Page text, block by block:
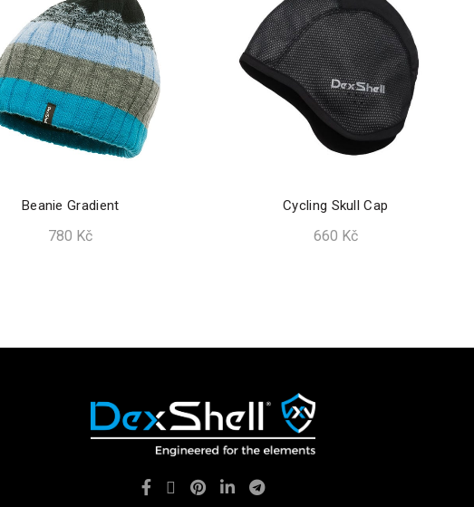
Beanie Gradient
780 Kč
Cycling Skull Cap
660 Kč